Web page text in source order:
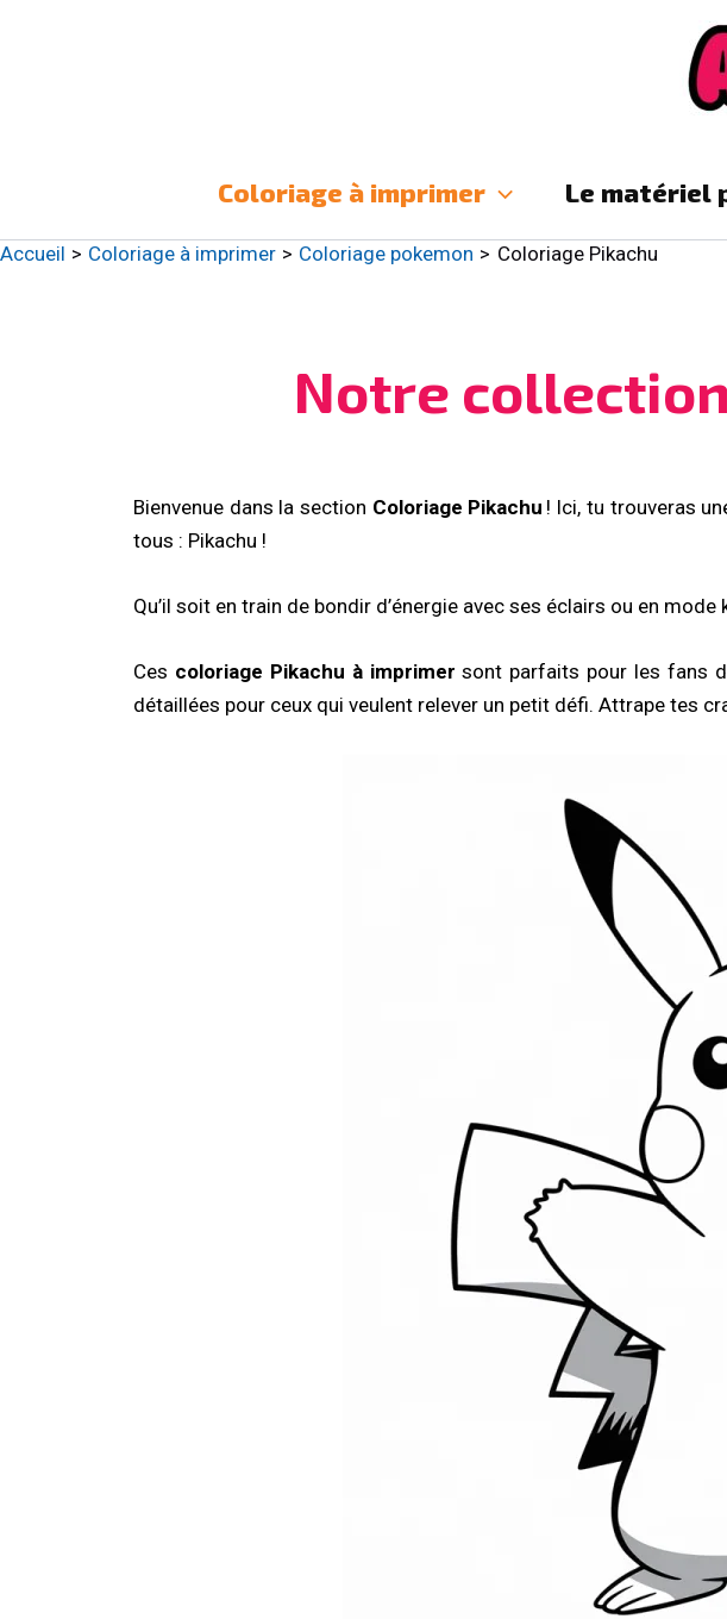
Coloriage à imprimer Le matériel
Accueil Coloriage à imprimer Coloriage pokemon Coloriage Pikachu
Notre
Bienvenue dans la section Coloriage Pikachu ! Ici, tu trouveras
tous : Pikachu !
Qu’il soit en train de bondir d’énergie avec ses éclairs ou en
Ces coloriage Pikachu à imprimer sont parfaits pour les fans
détaillées pour ceux qui veulent relever un petit défi. Attrape tes